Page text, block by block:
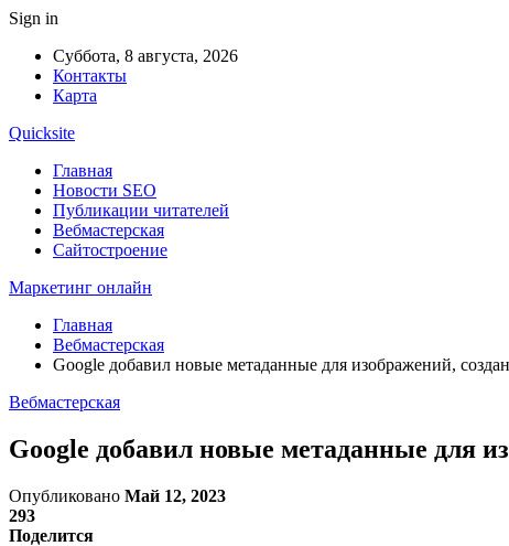
Sign in
Суббота, 8 августа, 2026
Контакты
Карта
Quicksite
Главная
Новости SEO
Публикации читателей
Вебмастерская
Сайтостроение
Маркетинг онлайн
Главная
Вебмастерская
Google добавил новые метаданные для изображений,
Вебмастерская
Google добавил новые метаданные для
Опубликовано Май 12, 2023
293
Поделится